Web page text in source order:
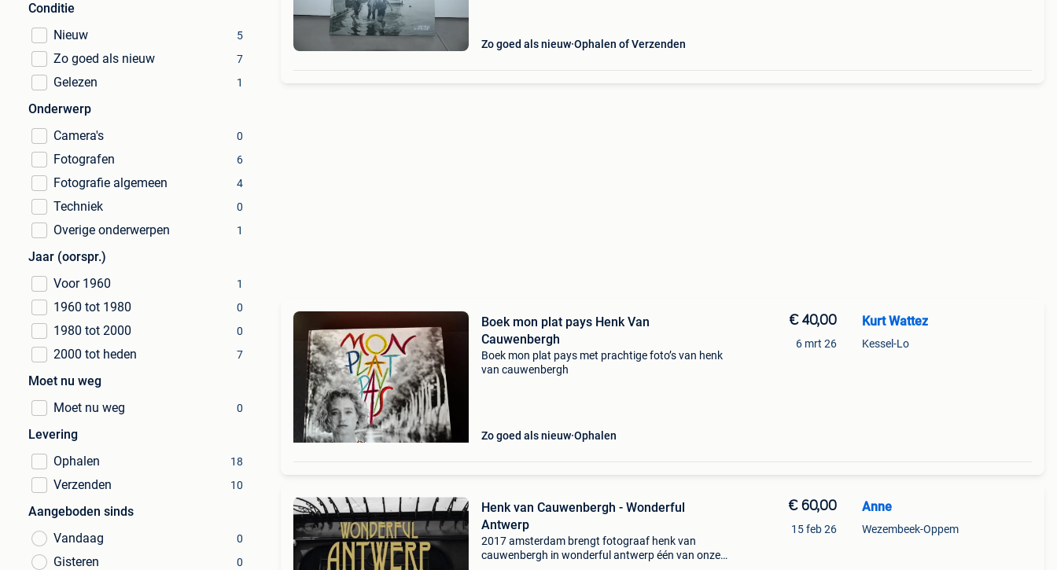
Conditie
Nieuw
5
Zo goed als nieuw 7
Gelezen 1
Onderwerp
Camera's
0
Fotografen 6
Fotografie algemeen 4
Techniek 0
Overige onderwerpen 1
Jaar (oorspr.)
Voor 1960
1
1960 tot 1980 0
1980 tot 2000 0
2000 tot heden 7
Moet nu weg
Moet nu weg
0
Levering
Ophalen
18
Verzenden 10
Aangeboden sinds
Vandaag
0
Gisteren 0
Zo goed als nieuw Ophalen of Verzenden
Boek mon plat pays Henk Van
Cauwenbergh
Boek mon plat pays met prachtige foto’s van henk
van cauwenbergh
Zo goed als nieuw Ophalen
€ 40,00
6 mrt 26
Kurt Wattez
Kessel-Lo
Henk van Cauwenbergh - Wonderful
Antwerp
2017 amsterdam brengt fotograaf henk van
cauwenbergh in wonderful antwerp één van onze
€ 60,00
15 feb 26
Anne
Wezembeek-Oppem